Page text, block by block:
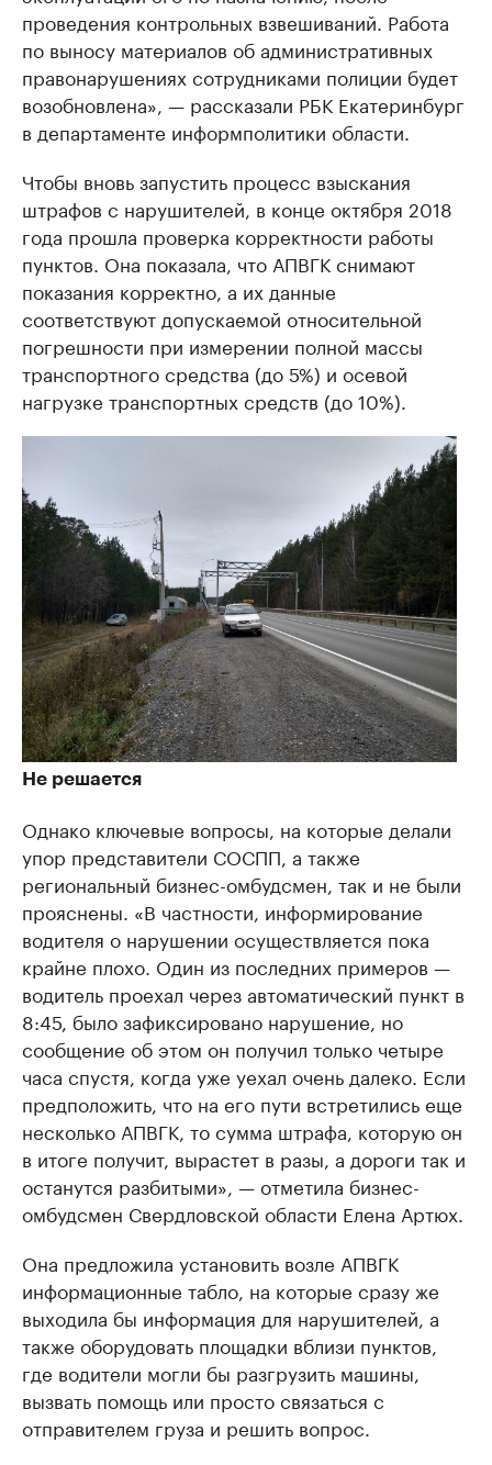
проведения контрольных взвешиваний. Работа
по выносу материалов об административных
правонарушениях сотрудниками полиции будет
возобновлена», — рассказали РБК Екатеринбург
в департаменте информполитики области.
Чтобы вновь запустить процесс взыскания
штрафов с нарушителей, в конце октября 2018
года прошла проверка корректности работы
пунктов. Она показала, что АПВГК снимают
показания корректно, а их данные
соответствуют допускаемой относительной
погрешности при измерении полной массы
транспортного средства (до 5%) и осевой
нагрузке транспортных средств (до 10%).
Не решается
Однако ключевые вопросы, на которые делали
упор представители СОСПП, а также
региональный бизнес-омбудсмен, так и не были
прояснены. «В частности, информирование
водителя о нарушении осуществляется пока
крайне плохо. Один из последних примеров —
водитель проехал через автоматический пункт в
8:45, было зафиксировано нарушение, но
сообщение об этом он получил только четыре
часа спустя, когда уже уехал очень далеко. Если
предположить, что на его пути встретились еще
несколько АПВГК, то сумма штрафа, которую он
в итоге получит, вырастет в разы, а дороги так и
останутся разбитыми», — отметила бизнес-
омбудсмен Свердловской области Елена Артюх.
Она предложила установить возле АПВГК
информационные табло, на которые сразу же
выходила бы информация для нарушителей, а
также оборудовать площадки вблизи пунктов,
где водители могли бы разгрузить машины,
вызвать помощь или просто связаться с
отправителем груза и решить вопрос.